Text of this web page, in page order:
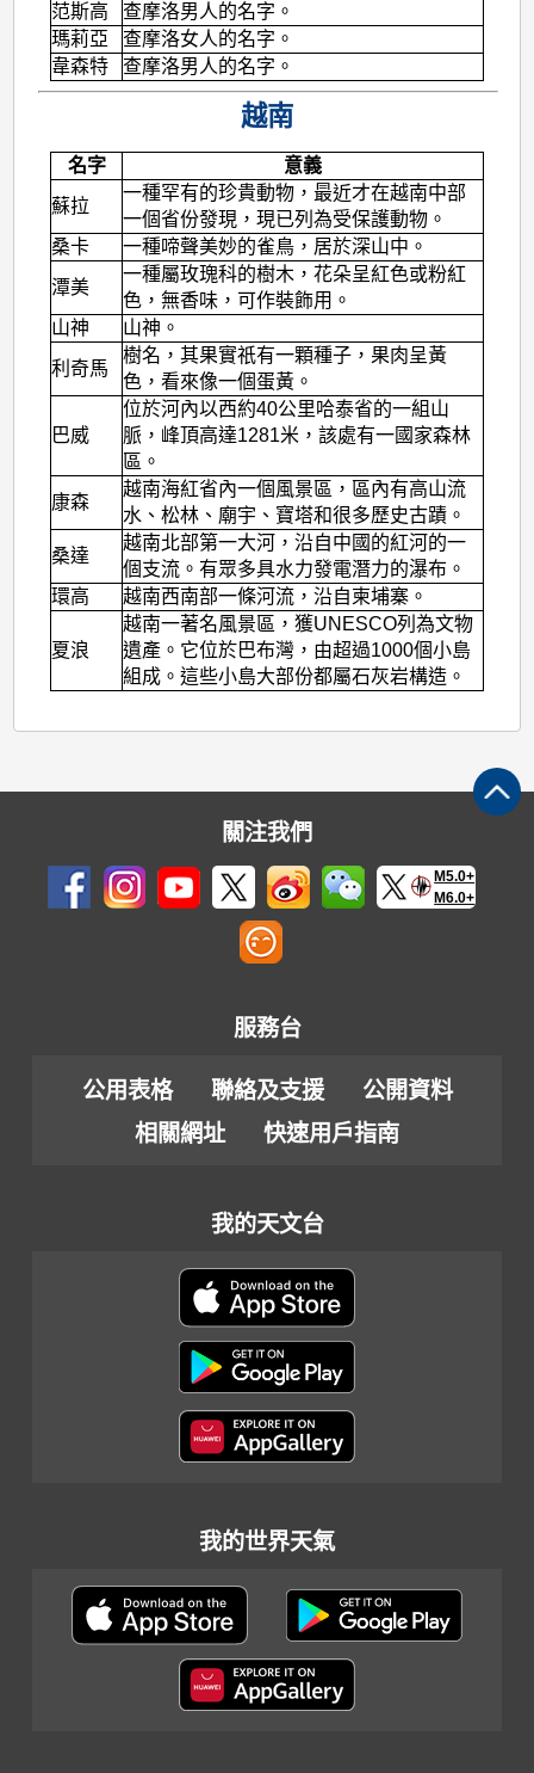
范斯高
查摩洛男人的名字。
瑪莉亞
查摩洛女人的名字。
韋森特
查摩洛男人的名字。
越南
名字
意義
蘇拉
一種罕有的珍貴動物，最近才在越南中部
一個省份發現，現已列為受保護動物。
桑卡
一種啼聲美妙的雀鳥，居於深山中。
潭美
一種屬玫瑰科的樹木，花朵呈紅色或粉紅
色，無香味，可作裝飾用。
山神
山神。
利奇馬
樹名，其果實祇有一顆種子，果肉呈黃
色，看來像一個蛋黃。
巴威
位於河內以西約40公里哈泰省的一組山
脈，峰頂高達1281米，該處有一國家森林
區。
康森
越南海紅省內一個風景區，區內有高山流
水、松林、廟宇、寶塔和很多歷史古蹟。
桑達
越南北部第一大河，沿自中國的紅河的一
個支流。有眾多具水力發電潛力的瀑布。
環高
越南西南部一條河流，沿自柬埔寨。
夏浪
越南一著名風景區，獲UNESCO列為文物
遺產。它位於巴布灣，由超過1000個小島
組成。這些小島大部份都屬石灰岩構造。
關注我們
M5.0+
M6.0+
服務台
公用表格 聯絡及支援
公開資料
相關網址
快速用戶指南
我的天文台
我的世界天氣